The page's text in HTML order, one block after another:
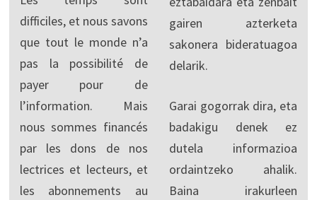
difficiles, et nous savons
que tout le monde n’a
pas la possibilité de
payer pour de
l’information. Mais
nous sommes financés
par les dons de nos
lectrices et lecteurs, et
les abonnements au
gairen azterketa
sakonera bideratuagoa
delarik.
Garai gogorrak dira, eta
badakigu denek ez
dutela informazioa
ordaintzeko ahalik.
Baina irakurleen